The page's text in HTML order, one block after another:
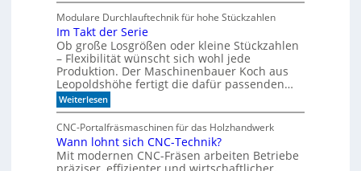
s
i
e
r
t
e
I
R
-
e
n
n
d
e
r
B
o
r
k
e
z
u
m
B
ü
Modulare Durchlauftechnik für hohe Stückzahlen
Im Takt der Serie
Ob große Losgrößen oder kleine Stückzahlen
– Flexibilität wünscht sich wohl jede
Produktion. Der Maschinenbauer Koch aus
Leopoldshöhe fertigt die dafür passenden…
Weiterlesen:
I
m
T
a
k
t
CNC-Portalfräsmaschinen für das Holzhandwerk
Wann lohnt sich CNC-Technik?
Mit modernen CNC-Fräsen arbeiten Betriebe